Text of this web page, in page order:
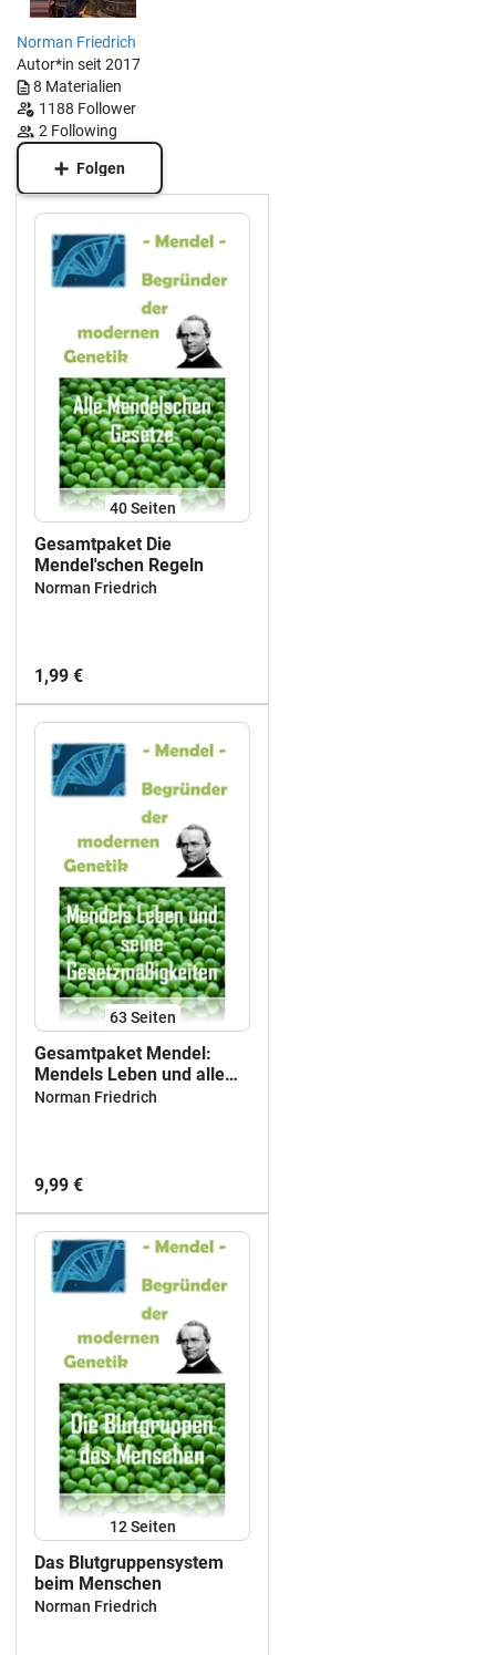
Norman Friedrich
Autor*in seit 2017
8 Materialien
1188 Follower
2 Following
Folgen
40Seiten
Gesamtpaket Die
Mendel'schen Regeln
Norman Friedrich
1,99 €
63 Seiten
Gesamtpaket Mendel:
Mendels Leben und alle
Mendel'schen Regeln
Norman Friedrich
9,99 €
12Seiten
Das Blutgruppensystem
beim Menschen
Norman Friedrich